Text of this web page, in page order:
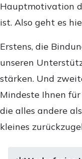
Hauptmotivation
ist. Also geht es
Erstens, die
unseren
stärken. Und
Mindeste Ihnen
die alles andere
kleines